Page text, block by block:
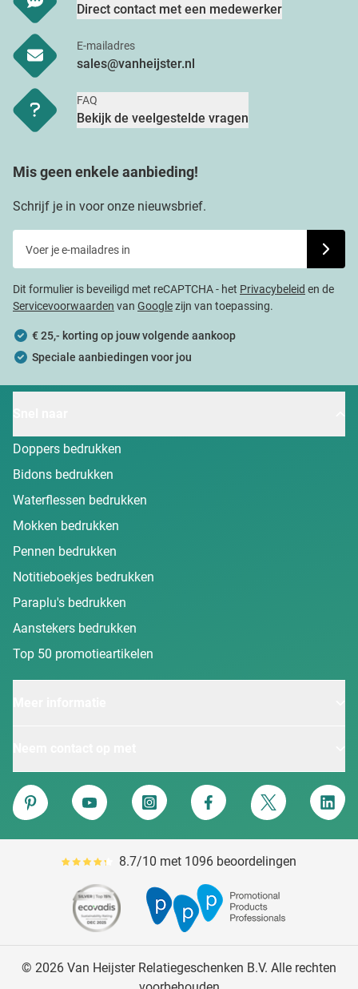
Direct contact met een medewerker
E-mailadres
sales@vanheijster.nl
FAQ
Bekijk de veelgestelde vragen
Mis geen enkele aanbieding!
Schrijf je in voor onze nieuwsbrief.
Dit formulier is beveiligd met reCAPTCHA - het Privacybeleid en de
Servicevoorwaarden van Googlezijn van toepassing.
€ 25,- korting op jouw volgende aankoop
Speciale aanbiedingen voor jou
Doppers bedrukken
Bidons bedrukken
Waterflessen bedrukken
Mokken bedrukken
Pennen bedrukken
Notitieboekjes bedrukken
Paraplu's bedrukken
Aanstekers bedrukken
Top 50 promotieartikelen
Van Heijster
Pinterest
YouTube Instagram Facebook Twitter
Gemiddeld reviewpercentage is 87
8.7/10 met 1096 beoordelingen
© 2026 Van Heijster Relatiegeschenken B.V. Alle rechten